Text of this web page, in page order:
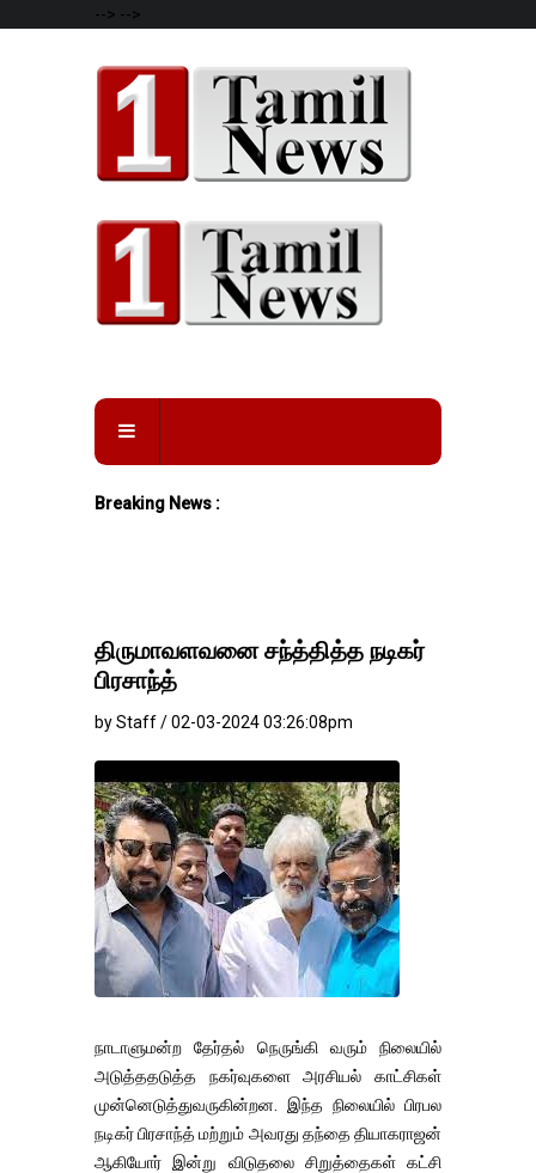
--> -->
Breaking News :
திருமாவளவனை சந்த்தித்த நடிகர்
பிரசாந்த்
by Staff / 02-03-2024 03:26:08pm
நாடாளுமன்ற தேர்தல் நெருங்கி வரும் நிலையில்
அடுத்ததடுத்த நகர்வுகளை அரசியல் காட்சிகள்
முன்னெடுத்துவருகின்றன. இந்த நிலையில் பிரபல
நடிகர் பிரசாந்த் மற்றும் அவரது தந்தை தியாகராஜன்
ஆகியோர் இன்று விடுதலை சிறுத்தைகள் கட்சி